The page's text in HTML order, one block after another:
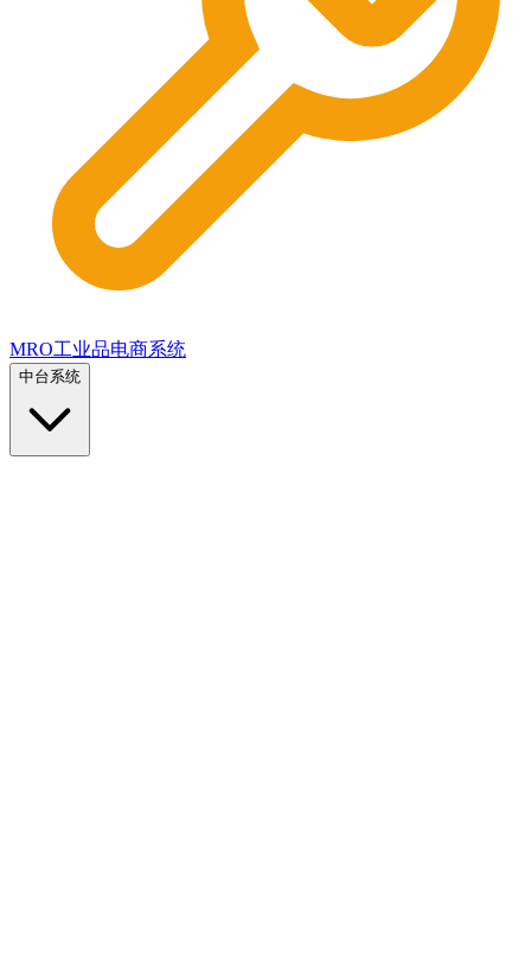
MRO工业品电商系统
中台系统